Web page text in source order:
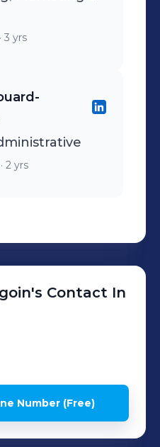
· 3 yrs
· 2 yrs
's Contact In
Number (Free)